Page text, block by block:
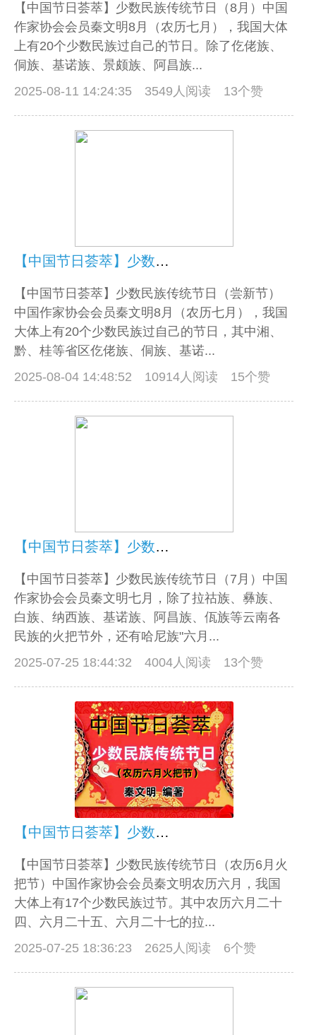
【中国节日荟萃】少数民族传统节日（8月）中国
作家协会会员秦文明8月（农历七月），我国大体
上有20个少数民族过自己的节日。除了仡佬族、
侗族、基诺族、景颇族、阿昌族...
2025-08-11 14:24:35
3549人阅读 13个赞
【中国节日荟萃】少数民族传统节日（尝新节）
【中国节日荟萃】少数民族传统节日（尝新节）
中国作家协会会员秦文明8月（农历七月），我国
大体上有20个少数民族过自己的节日，其中湘、
黔、桂等省区仡佬族、侗族、基诺...
2025-08-04 14:48:52
10914人阅读 15个赞
【中国节日荟萃】少数民族传统节日（7月）
【中国节日荟萃】少数民族传统节日（7月）中国
作家协会会员秦文明七月，除了拉祜族、彝族、
白族、纳西族、基诺族、阿昌族、佤族等云南各
民族的火把节外，还有哈尼族"六月...
2025-07-25 18:44:32
4004人阅读 13个赞
【中国节日荟萃】少数民族传统节日（农历6月火把节）
【中国节日荟萃】少数民族传统节日（农历6月火
把节）中国作家协会会员秦文明农历六月，我国
大体上有17个少数民族过节。其中农历六月二十
四、六月二十五、六月二十七的拉...
2025-07-25 18:36:23
2625人阅读 6个赞